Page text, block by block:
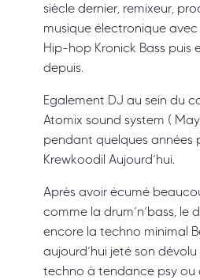
siècle dernier, remixeur,
musique électronique
Hip-hop Kronick Bass puis
depuis.
Egalement DJ au sein du
Atomix sound system (
pendant quelques années
Krewkoodil Aujourd’hui.
Après avoir écumé
comme la drum’n’bass, le
encore la techno minimal
aujourd’hui jeté son dévolu
techno à tendance psy ou